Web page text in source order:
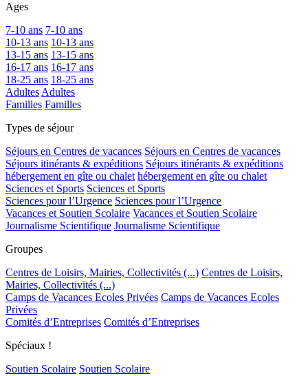
Ages
7-10 ans 7-10 ans
10-13 ans 10-13 ans
13-15 ans 13-15 ans
16-17 ans 16-17 ans
18-25 ans 18-25 ans
AdultesAdultes
Familles Familles
Types de séjour
Séjours en Centres de vacances Séjours en Centres de vacances
Séjours itinérants & expéditions Séjours itinérants & expéditions
hébergement en gîte ou chalet hébergement en gîte ou chalet
Sciences et Sports Sciences et Sports
Sciences pour l’Urgence Sciences pour l’Urgence
Vacances et Soutien Scolaire Vacances et Soutien Scolaire
Journalisme Scientifique Journalisme Scientifique
Groupes
Centres de Loisirs, Mairies, Collectivités (...) Centres de Loisirs,
Mairies, Collectivités (...)
Camps de Vacances Ecoles Privées Camps de Vacances Ecoles
Privées
Comités d’Entreprises Comités d’Entreprises
Spéciaux !
Soutien Scolaire Soutien Scolaire